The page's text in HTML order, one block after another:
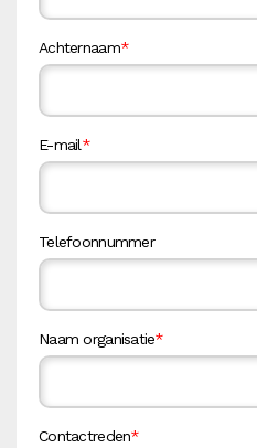
Achternaam*
E-mail*
Telefoonnummer
Naam organisatie*
Contactreden*